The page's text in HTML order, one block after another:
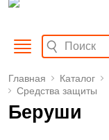
Главная Каталог
Средства защиты
Беруши